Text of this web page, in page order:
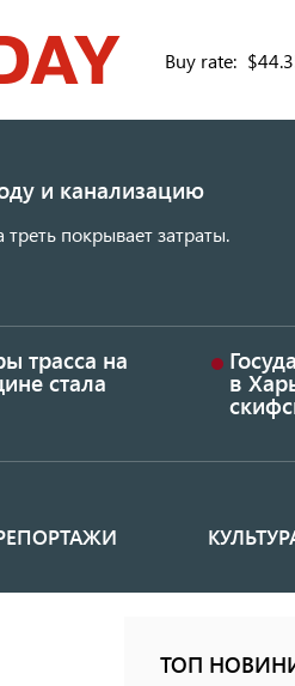
Buy rate:
и канализацию
покрывает затраты.
трасса на
стала в
ТОП